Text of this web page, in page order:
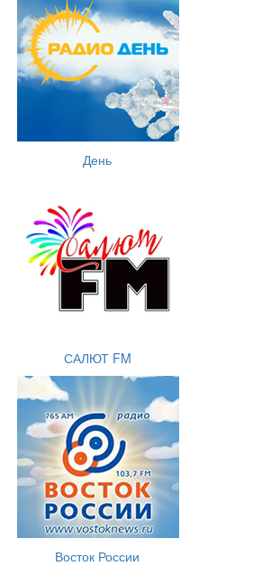
День
САЛЮТ FM
Восток России